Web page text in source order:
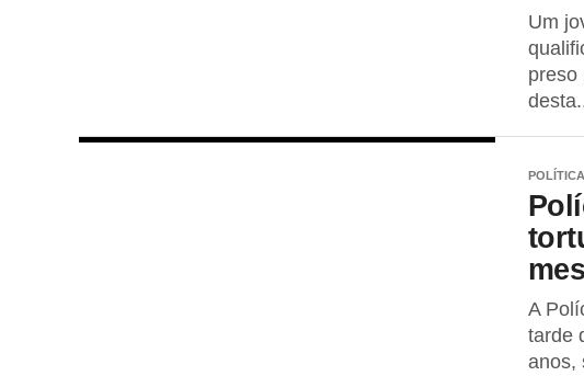
Um
preso
POLÍTICA
A
tarde
anos,